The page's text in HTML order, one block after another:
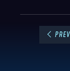
PREV